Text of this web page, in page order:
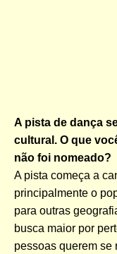
A pista de dança
cultural. O que
não foi nomeado?
A pista começa a
principalmente o
para outras
busca maior por
pessoas querem se